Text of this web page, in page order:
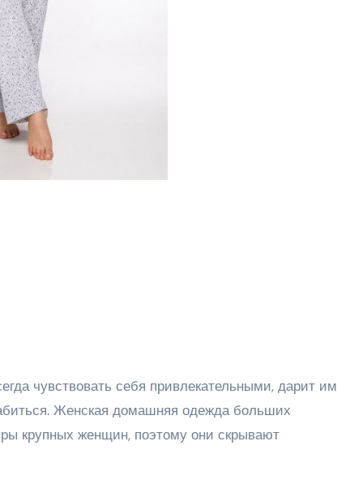
чувствовать себя привлекательными, дарит им
Женская домашняя одежда больших
крупных женщин, поэтому они скрывают